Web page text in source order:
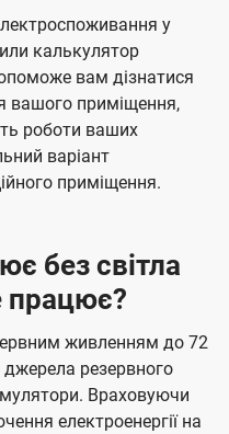
у
калькулятор
вам дізнатися
вашого приміщення,
роботи ваших
варіант
приміщення.
без світла
працює?
живленням до 72
резервного
Враховуючи
електроенергії на